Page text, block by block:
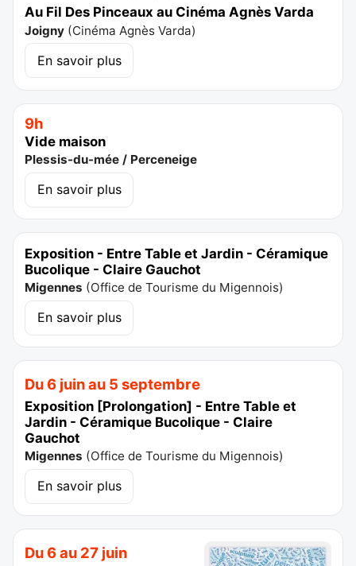
Au Fil Des Pinceaux au Cinéma Agnès Varda
Joigny (Cinéma Agnès Varda)
En savoir plus
9h
Vide maison
Plessis-du-mée / Perceneige
En savoir plus
Exposition - Entre Table et Jardin - Céramique
Bucolique - Claire Gauchot
Migennes (Office de Tourisme du Migennois)
En savoir plus
Du 6 juin au 5 septembre
Exposition [Prolongation] - Entre Table et
Jardin - Céramique Bucolique - Claire
Gauchot
Migennes (Office de Tourisme du Migennois)
En savoir plus
Du 6 au 27 juin